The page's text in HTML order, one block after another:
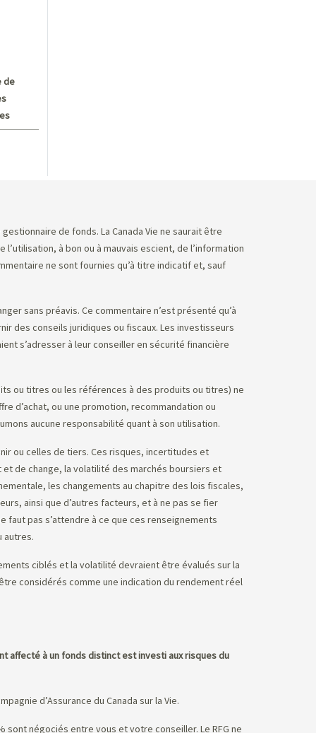
de
de fonds. La Canada Vie ne saurait être
à bon ou à mauvais escient, de l’information
ne sont fournies qu’à titre indicatif et, sauf
sans préavis. Ce commentaire n’est présenté qu’à
des conseils juridiques ou fiscaux. Les investisseurs
s’adresser à leur conseiller en sécurité financière
ou titres ou les références à des produits ou titres) ne
d’achat, ou une promotion, recommandation ou
aucune responsabilité quant à son utilisation.
ou celles de tiers. Ces risques, incertitudes et
de change, la volatilité des marchés boursiers et
les changements au chapitre des lois fiscales,
ainsi que d’autres facteurs, et à ne pas se fier
faut pas s’attendre à ce que ces renseignements
autres.
ciblés et la volatilité devraient être évalués sur la
considérés comme une indication du rendement réel
affecté à un fonds distinct est investi aux risques du
d’Assurance du Canada sur la Vie.
sont négociés entre vous et votre conseiller. Le RFG ne